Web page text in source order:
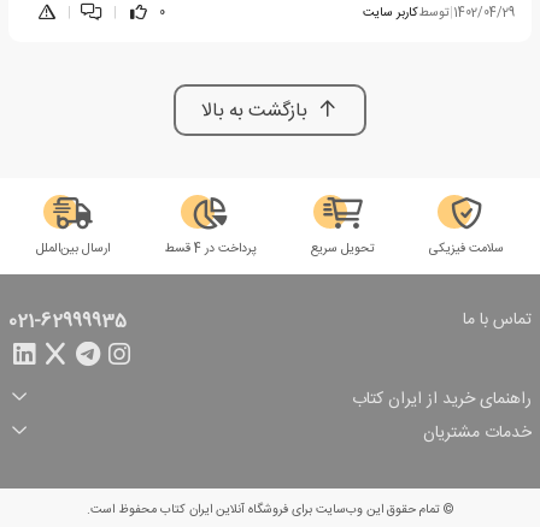
1402/04/29
|توسطکاربر سایت 0
|
|
بازگشت به بالا
سلامت فیزیکی تحویل سریع پرداخت در 4 قسط ارسال بین‌الملل
تماس با ما 021-62999935
راهنمای خرید از ایران کتاب
ثبت سفارش
شرایط ارسال سفارش
شیوه پرداخت
تخفیف‌های خرید
خدمات مشتریان
© تمام حقوق این وب‌سایت برای فروشگاه آنلاین ایران کتاب محفوظ است.